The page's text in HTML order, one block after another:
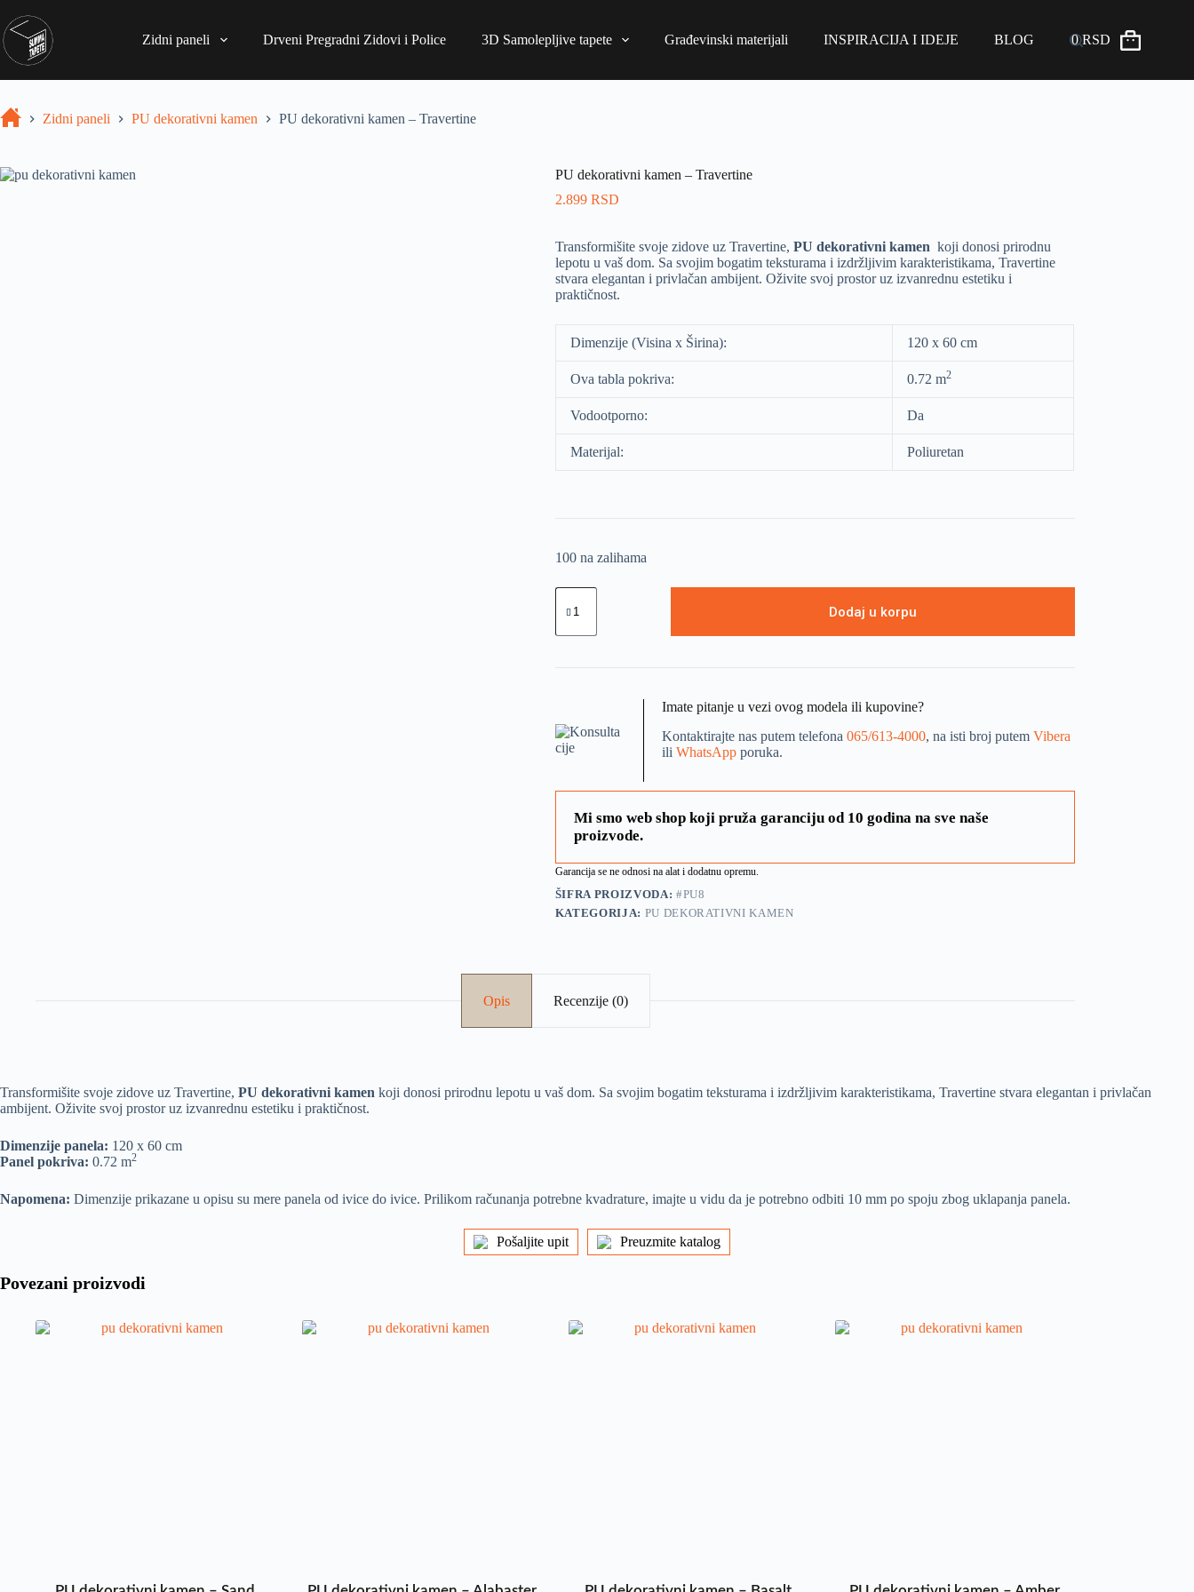
Zidni paneli Drveni Pregradni Zidovi i Police 3D Samolepljive tapete Građevinski materijali INSPIRACIJA I IDEJE BLOG 0RSD
Zidni paneli PU dekorativni kamen PU dekorativni kamen – Travertine
PU dekorativni kamen – Travertine
2.899 RSD
Transformišite svoje zidove uz Travertine, PU dekorativni kamen koji donosi prirodnu
lepotu u vaš dom. Sa svojim bogatim teksturama i izdržljivim karakteristikama, Travertine
stvara elegantan i privlačan ambijent. Oživite svoj prostor uz izvanrednu estetiku i
praktičnost.
Dimenzije (Visina x Širina): 120 x 60 cm
Ova tabla pokriva: 0.72 m2
Vodootporno: Da
Materijal: Poliuretan
100 na zalihama
Dodaj u korpu
Imate pitanje u vezi ovog modela ili kupovine?
Kontaktirajte nas putem telefona 065/613-4000, na isti broj putem Vibera
ili WhatsApp poruka.
Mi smo web shop koji pruža garanciju od 10 godina na sve naše
proizvode.
Garancija se ne odnosi na alat i dodatnu opremu.
ŠIFRA PROIZVODA: #PU8
KATEGORIJA: PU DEKORATIVNI KAMEN
Opis Recenzije (0)
Transformišite svoje zidove uz Travertine, PU dekorativni kamen koji donosi prirodnu lepotu u vaš dom. Sa svojim bogatim teksturama i izdržljivim karakteristikama, Travertine stvara elegantan i privlačan
ambijent. Oživite svoj prostor uz izvanrednu estetiku i praktičnost.
Dimenzije panela: 120 x 60 cm
Panel pokriva: 0.72 m2
Napomena: Dimenzije prikazane u opisu su mere panela od ivice do ivice. Prilikom računanja potrebne kvadrature, imajte u vidu da je potrebno odbiti 10 mm po spoju zbog uklapanja panela.
Pošaljite upit Preuzmite katalog
Povezani proizvodi